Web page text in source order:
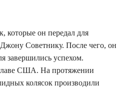
которые он передал для
Советнику. После чего, он
завершились успехом.
США. На протяжении
колясок производили